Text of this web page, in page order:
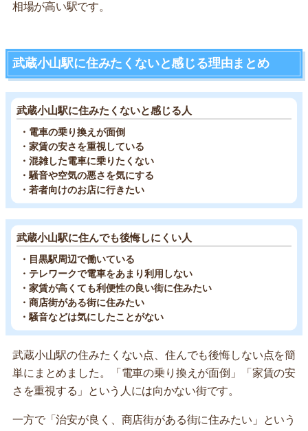
相場が高い駅です。
武蔵小山駅に住みたくないと感じる理由まとめ
武蔵小山駅に住みたくないと感じる人
・電車の乗り換えが面倒
・家賃の安さを重視している
・混雑した電車に乗りたくない
・騒音や空気の悪さを気にする
・若者向けのお店に行きたい
武蔵小山駅に住んでも後悔しにくい人
・目黒駅周辺で働いている
・テレワークで電車をあまり利用しない
・家賃が高くても利便性の良い街に住みたい
・商店街がある街に住みたい
・騒音などは気にしたことがない
武蔵小山駅の住みたくない点、住んでも後悔しない点を簡
単にまとめました。「電車の乗り換えが面倒」「家賃の安
さを重視する」という人には向かない街です。
一方で「治安が良く、商店街がある街に住みたい」という